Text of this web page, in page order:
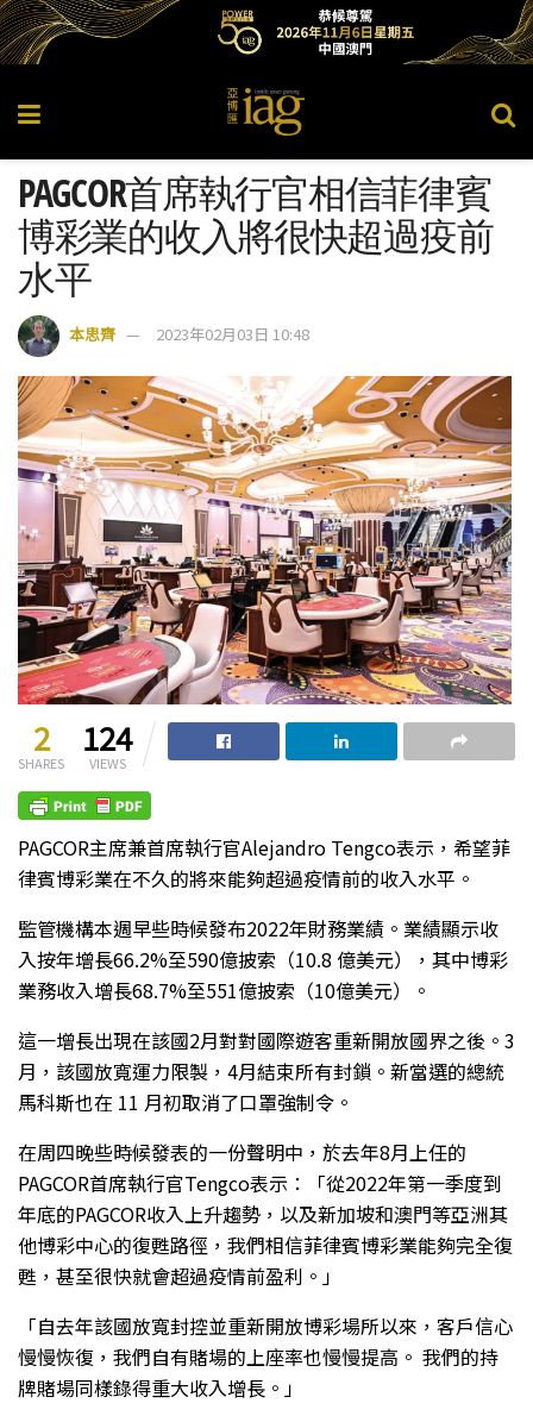
PAGCOR首席執行官相信菲律賓
博彩業的收入將很快超過疫前
水平
本思齊 2023年02月03日 10:48
2
SHARES
124
VIEWS
PAGCOR主席兼首席執行官Alejandro Tengco表示，希望菲
律賓博彩業在不久的將來能夠超過疫情前的收入水平。
監管機構本週早些時候發布2022年財務業績。業績顯示收
入按年增長66.2%至590億披索（10.8 億美元），其中博彩
業務收入增長68.7%至551億披索（10億美元）。
這一增長出現在該國2月對對國際遊客重新開放國界之後。3
月，該國放寬運力限製，4月結束所有封鎖。新當選的總統
馬科斯也在 11 月初取消了口罩強制令。
在周四晚些時候發表的一份聲明中，於去年8月上任的
PAGCOR首席執行官Tengco表示：「從2022年第一季度到
年底的PAGCOR收入上升趨勢，以及新加坡和澳門等亞洲其
他博彩中心的復甦路徑，我們相信菲律賓博彩業能夠完全復
甦，甚至很快就會超過疫情前盈利。」
「自去年該國放寬封控並重新開放博彩場所以來，客戶信心
慢慢恢復，我們自有賭場的上座率也慢慢提高。 我們的持
牌賭場同樣錄得重大收入增長。」